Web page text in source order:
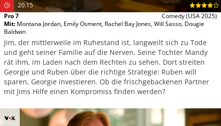
20:15
Pro 7
Comedy(USA 2025)
Mit: Montana Jordan, Emily Osment, Rachel Bay Jones,Will Sasso, Dougie
Baldwin
Jim, der mittlerweile im Ruhestand ist, langweilt sich zu Tode
und geht seiner Familie auf die Nerven. Seine Tochter Mandy
rät ihm, im Laden nach dem Rechten zu sehen. Dort streiten
Georgie und Ruben über die richtige Strategie: Ruben will
sparen, Georgie investieren. Ob die frischgebackenen Partner
mit Jims Hilfe einen Kompromiss finden werden?